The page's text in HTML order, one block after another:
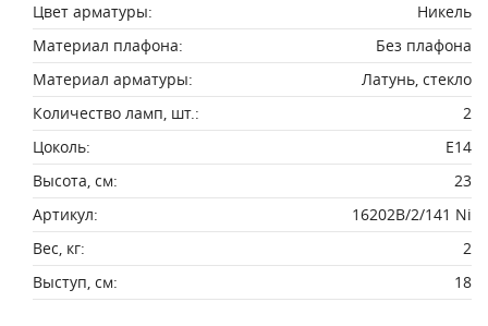
Цвет арматуры:
Никель
Материал плафона:
Без плафона
Материал арматуры:
Латунь, стекло
Количество ламп, шт.:
2
Цоколь:
E14
Высота, см:
23
Артикул:
16202B/2/141 Ni
Вес, кг:
2
Выступ, см:
18